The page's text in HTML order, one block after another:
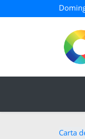
Carta